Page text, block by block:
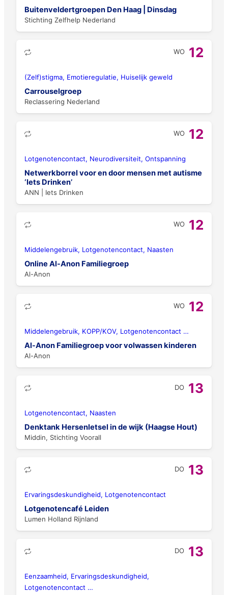
Buitenveldertgroepen Den Haag | Dinsdag
Stichting Zelfhelp Nederland
WO 12
(Zelf)stigma, Emotieregulatie, Huiselijk geweld
Carrouselgroep
Reclassering Nederland
WO 12
Lotgenotencontact, Neurodiversiteit, Ontspanning
Netwerkborrel voor en door mensen met autisme
‘Iets Drinken’
ANN | Iets Drinken
WO 12
Middelengebruik, Lotgenotencontact, Naasten
Online Al-Anon Familiegroep
Al-Anon
WO 12
Middelengebruik, KOPP/KOV, Lotgenotencontact …
Al-Anon Familiegroep voor volwassen kinderen
Al-Anon
DO 13
Lotgenotencontact, Naasten
Denktank Hersenletsel in de wijk (Haagse Hout)
Middin, Stichting Voorall
DO 13
Ervaringsdeskundigheid, Lotgenotencontact
Lotgenotencafé Leiden
Lumen Holland Rijnland
DO 13
Eenzaamheid, Ervaringsdeskundigheid,
Lotgenotencontact …